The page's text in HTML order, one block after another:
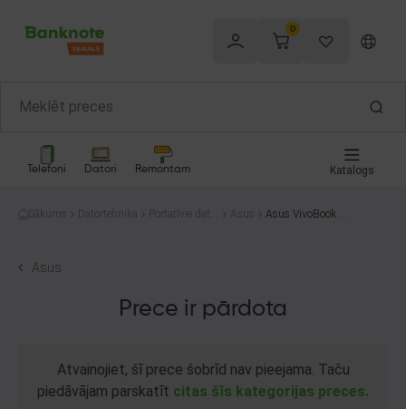
0
Telefoni Datori Remontam Katalogs
Sākums Datortehnika
Portatīvie dator
Asus
Asus VivoBook 1
Asus
Prece ir pārdota
Atvainojiet, šī prece šobrīd nav pieejama. Taču
piedāvājam parskatīt citas šīs kategorijas preces.